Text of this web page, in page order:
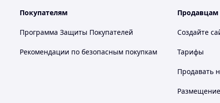
Покупателям
Программа Защиты Покупателей
Рекомендации по безопасным покупкам
Продавцам
Создайте
Тарифы
Продавать